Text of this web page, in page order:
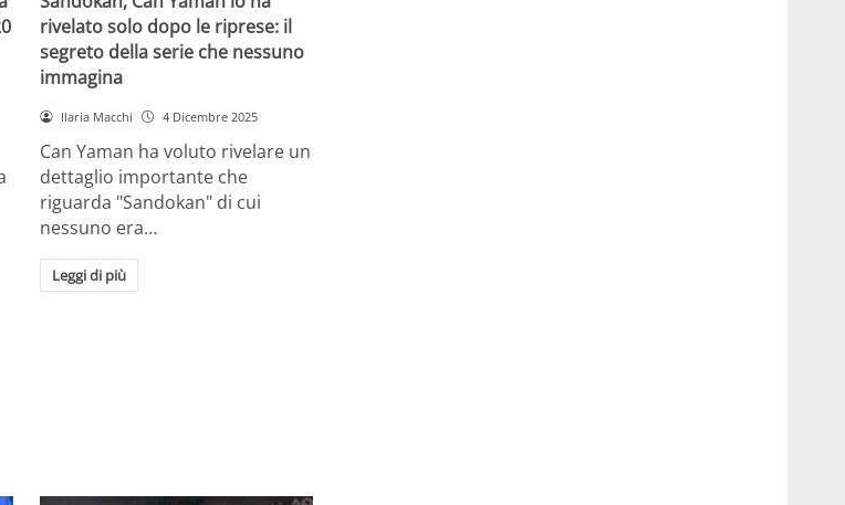
rivelato solo dopo le riprese: il
segreto della serie che nessuno
immagina
Ilaria Macchi 4 Dicembre 2025
Can Yaman ha voluto rivelare un
dettaglio importante che
riguarda "Sandokan" di cui
nessuno era…
Leggi di più